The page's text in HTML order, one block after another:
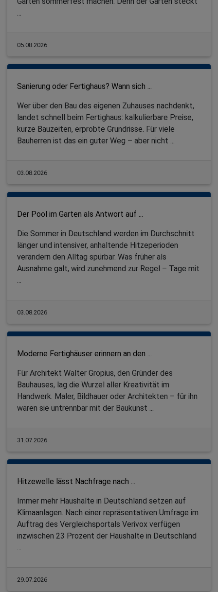
...
05.08.2026
Sanierung oder Fertighaus? Wann sich ...
Wer über den Bau des eigenen Zuhauses nachdenkt,
landet schnell beim Fertighaus: kalkulierbare Preise,
kurze Bauzeiten, erprobte Grundrisse. Für viele
Bauherren ist das ein guter Weg – aber nicht ...
03.08.2026
Der Pool im Garten als Antwort auf ...
Die Sommer in Deutschland werden im Durchschnitt
länger und intensiver, anhaltende Hitzeperioden
verändern den Alltag spürbar. Was früher als
Ausnahme galt, wird zunehmend zur Regel – Tage mit
...
03.08.2026
Moderne Fertighäuser erinnern an den ...
Für Architekt Walter Gropius, den Gründer des
Bauhauses, lag die Wurzel aller Kreativität im
Handwerk. Maler, Bildhauer oder Architekten – für ihn
waren sie untrennbar mit der Baukunst ...
31.07.2026
Hitzewelle lässt Nachfrage nach ...
Immer mehr Haushalte in Deutschland setzen auf
Klimaanlagen. Nach einer repräsentativen Umfrage im
Auftrag des Vergleichsportals Verivox verfügen
inzwischen 23 Prozent der Haushalte in Deutschland
...
29.07.2026